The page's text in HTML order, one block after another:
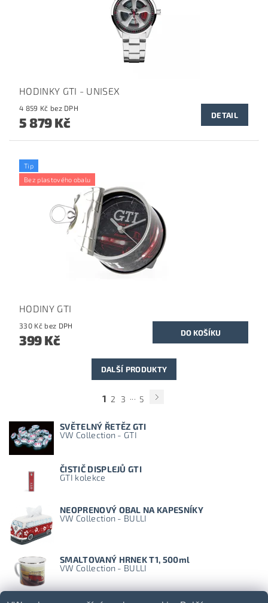
HODINKY GTI - UNISEX
4 859 Kč bez DPH
5 879 Kč DETAIL
Tip
Bez plastového obalu
HODINY GTI
330 Kč bez DPH
399 Kč
DALŠÍ PRODUKTY
1 2 3 ... 5
SVĚTELNÝ ŘETĚZ GTI
VW Collection - GTI
ČISTIČ DISPLEJŮ GTI
GTI kolekce
NEOPRENOVÝ OBAL NA KAPESNÍKY
VW Collection - BULLI
SMALTOVANÝ HRNEK T1, 500ml
VW Collection - BULLI